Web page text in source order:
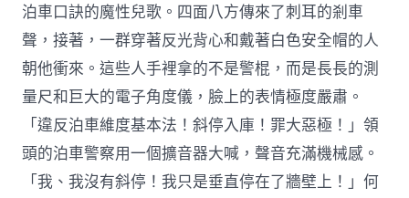
泊車口訣的魔性兒歌。四面八方傳來了刺耳的剎車
聲，接著，一群穿著反光背心和戴著白色安全帽的人
朝他衝來。這些人手裡拿的不是警棍，而是長長的測
量尺和巨大的電子角度儀，臉上的表情極度嚴肅。
「違反泊車維度基本法！斜停入庫！罪大惡極！」領
頭的泊車警察用一個擴音器大喊，聲音充滿機械感。
「我、我沒有斜停！我只是垂直停在了牆壁上！」何